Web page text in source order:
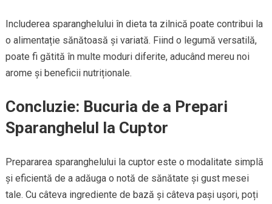
Includerea sparanghelului în dieta ta zilnică poate contribui la
o alimentație sănătoasă și variată. Fiind o legumă versatilă,
poate fi gătită în multe moduri diferite, aducând mereu noi
arome și beneficii nutriționale.
Concluzie: Bucuria de a Prepari
Sparanghelul la Cuptor
Prepararea sparanghelului la cuptor este o modalitate simplă
și eficientă de a adăuga o notă de sănătate și gust mesei
tale. Cu câteva ingrediente de bază și câteva pași ușori, poți